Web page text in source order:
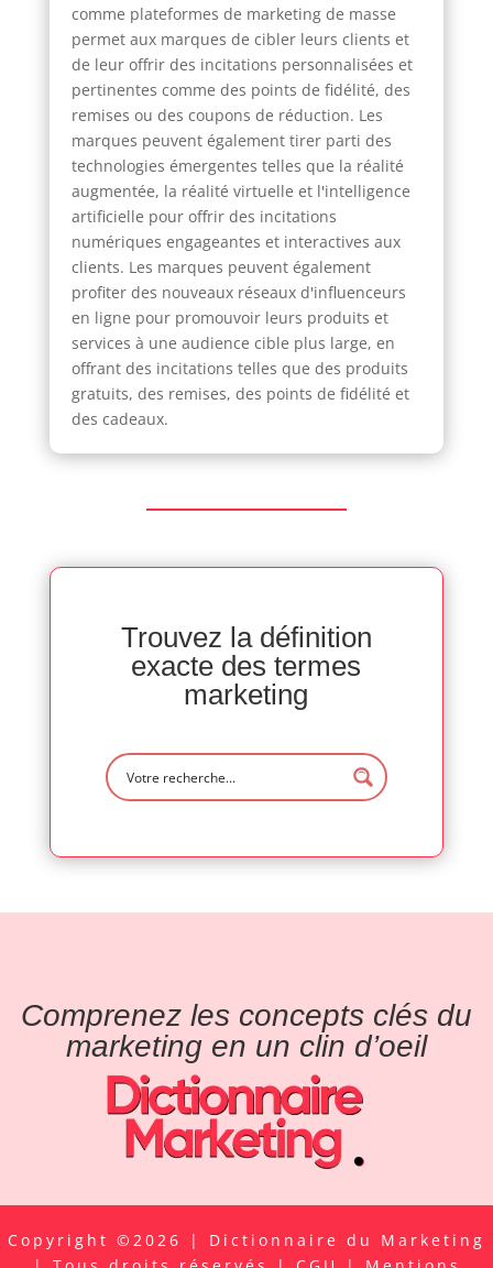
comme plateformes de marketing de masse
permet aux marques de cibler leurs clients et
de leur offrir des incitations personnalisées et
pertinentes comme des points de fidélité, des
remises ou des coupons de réduction. Les
marques peuvent également tirer parti des
technologies émergentes telles que la réalité
augmentée, la réalité virtuelle et l'intelligence
artificielle pour offrir des incitations
numériques engageantes et interactives aux
clients. Les marques peuvent également
profiter des nouveaux réseaux d'influenceurs
en ligne pour promouvoir leurs produits et
services à une audience cible plus large, en
offrant des incitations telles que des produits
gratuits, des remises, des points de fidélité et
des cadeaux.
Trouvez la définition
exacte des termes
marketing
Comprenez les concepts clés du
marketing en un clin d’oeil
Copyright ©2026 | Dictionnaire du Marketing